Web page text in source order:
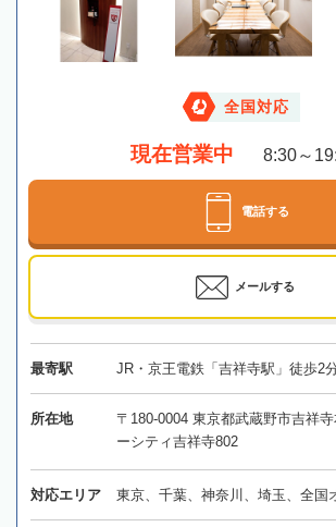
全国対応
現在営業中 8:30～
電話する
メールする
最寄駅 JR・京王電鉄「吉祥寺駅」徒歩2
所在地
〒180-0004 東京都武蔵野市吉祥
ーシティ吉祥寺802
対応エリア 東京、千葉、神奈川、埼玉、全国